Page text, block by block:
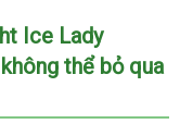
Ice Lady
thể bỏ qua